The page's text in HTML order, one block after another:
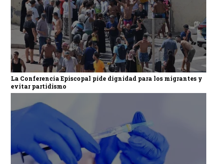
La Conferencia Episcopal pide dignidad para los migrantes y
evitar partidismo